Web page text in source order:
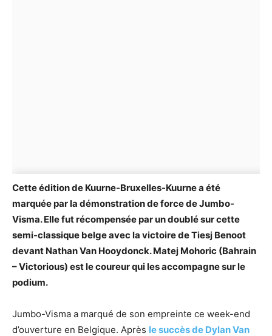
Cette édition de Kuurne-Bruxelles-Kuurne a été
marquée par la démonstration de force de Jumbo-
Visma. Elle fut récompensée par un doublé sur cette
semi-classique belge avec la victoire de Tiesj Benoot
devant Nathan Van Hooydonck. Matej Mohoric (Bahrain
– Victorious) est le coureur qui les accompagne sur le
podium.
Jumbo-Visma a marqué de son empreinte ce week-end
d’ouverture en Belgique. Après le succès de Dylan Van